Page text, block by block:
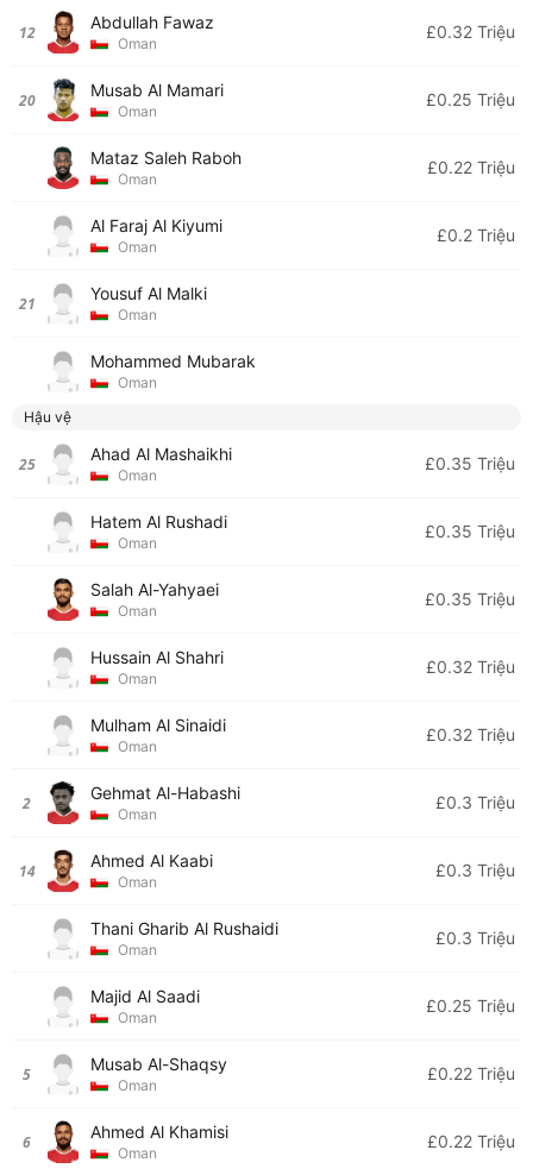
12 Abdullah Fawaz
Oman
£0.32 Triệu
20 Musab Al Mamari
Oman
£0.25 Triệu
Mataz Saleh Raboh
Oman
£0.22 Triệu
Al Faraj Al Kiyumi
Oman
£0.2 Triệu
21 Yousuf Al Malki
Oman
Mohammed Mubarak
Oman
Hậu vệ
25 Ahad Al Mashaikhi
Oman
£0.35 Triệu
Hatem Al Rushadi
Oman
£0.35 Triệu
Salah Al-Yahyaei
Oman
£0.35 Triệu
Hussain Al Shahri
Oman
£0.32 Triệu
Mulham Al Sinaidi
Oman
£0.32 Triệu
2 Gehmat Al-Habashi
Oman
£0.3 Triệu
14 Ahmed Al Kaabi
Oman
£0.3 Triệu
Thani Gharib Al Rushaidi
Oman
£0.3 Triệu
Majid Al Saadi
Oman
£0.25 Triệu
5 Musab Al-Shaqsy
Oman
£0.22 Triệu
6 Ahmed Al Khamisi
Oman
£0.22 Triệu